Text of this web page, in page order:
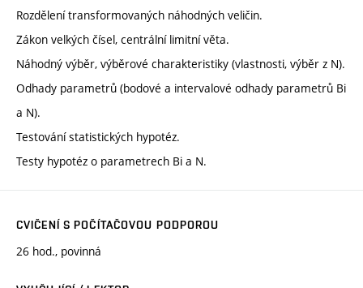
Rozdělení transformovaných náhodných veličin.
Zákon velkých čísel, centrální limitní věta.
Náhodný výběr, výběrové charakteristiky (vlastnosti, výběr z N).
Odhady parametrů (bodové a intervalové odhady parametrů Bi
a N).
Testování statistických hypotéz.
Testy hypotéz o parametrech Bi a N.
CVIČENÍ S POČÍTAČOVOU PODPOROU
26 hod., povinná